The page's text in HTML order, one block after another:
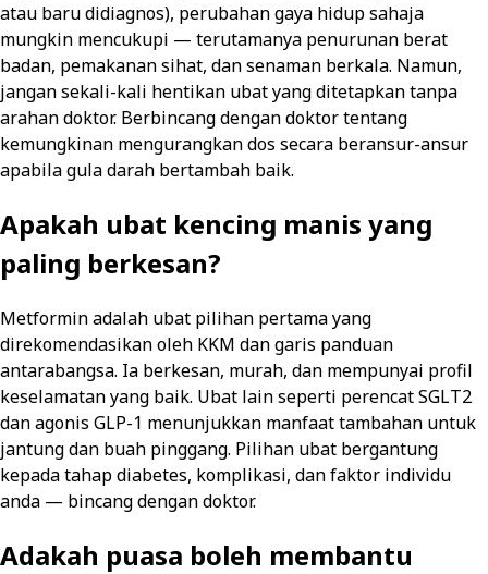
atau baru didiagnos), perubahan gaya hidup sahaja
mungkin mencukupi — terutamanya penurunan berat
badan, pemakanan sihat, dan senaman berkala. Namun,
jangan sekali-kali hentikan ubat yang ditetapkan tanpa
arahan doktor. Berbincang dengan doktor tentang
kemungkinan mengurangkan dos secara beransur-ansur
apabila gula darah bertambah baik.
Apakah ubat kencing manis yang
paling berkesan?
Metformin adalah ubat pilihan pertama yang
direkomendasikan oleh KKM dan garis panduan
antarabangsa. Ia berkesan, murah, dan mempunyai profil
keselamatan yang baik. Ubat lain seperti perencat SGLT2
dan agonis GLP-1 menunjukkan manfaat tambahan untuk
jantung dan buah pinggang. Pilihan ubat bergantung
kepada tahap diabetes, komplikasi, dan faktor individu
anda — bincang dengan doktor.
Adakah puasa boleh membantu